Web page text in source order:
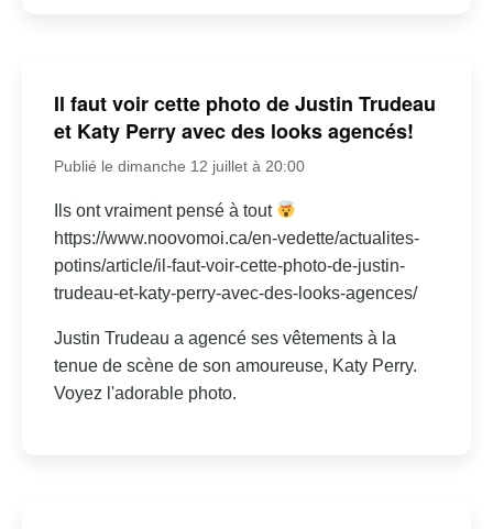
Il faut voir cette photo de Justin Trudeau
et Katy Perry avec des looks agencés!
Publié le dimanche 12 juillet à 20:00
Ils ont vraiment pensé à tout
https://www.noovomoi.ca/en-vedette/actualites-
potins/article/il-faut-voir-cette-photo-de-justin-
trudeau-et-katy-perry-avec-des-looks-agences/
Justin Trudeau a agencé ses vêtements à la
tenue de scène de son amoureuse, Katy Perry.
Voyez l'adorable photo.